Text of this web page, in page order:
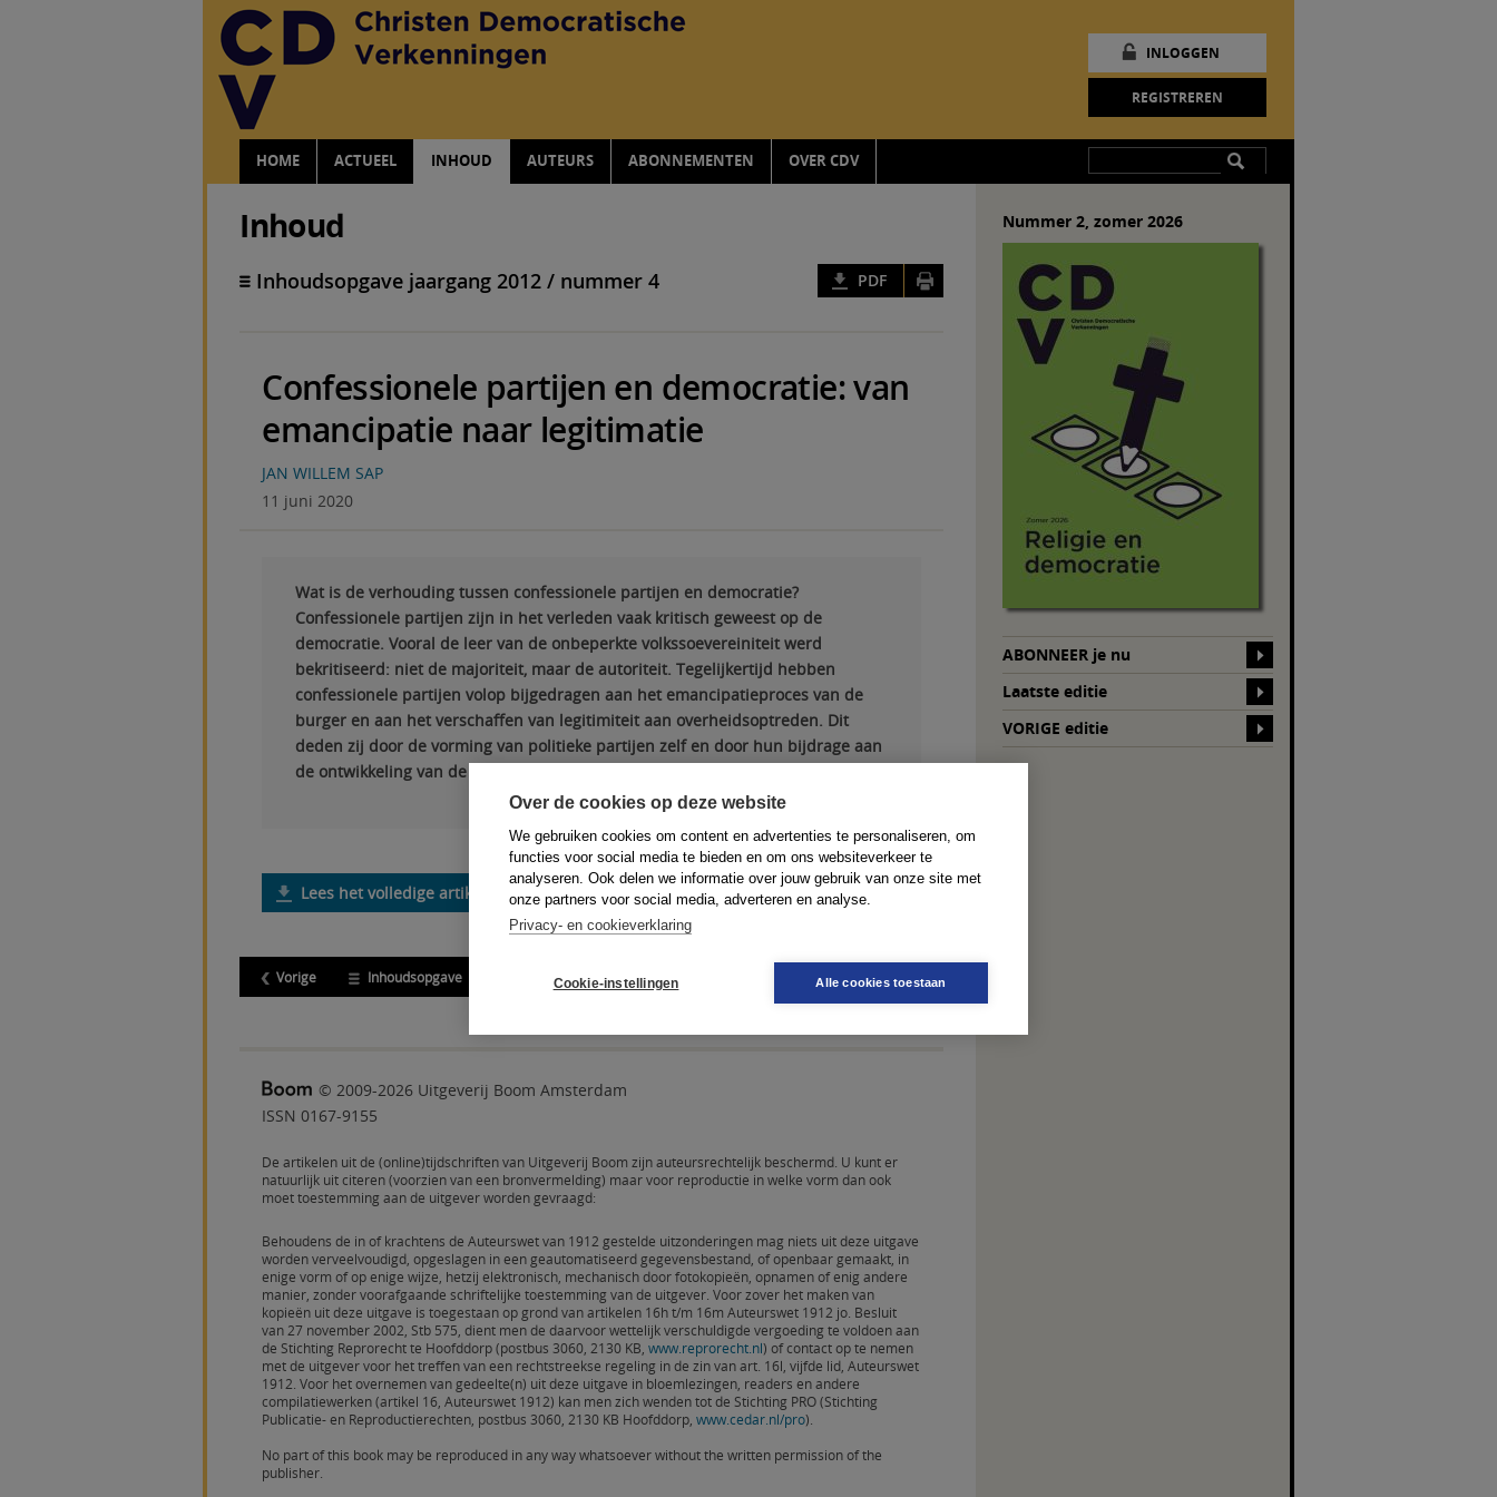
Over de cookies op deze website
We gebruiken cookies om content en advertenties te personaliseren, om
functies voor social media te bieden en om ons websiteverkeer te
analyseren. Ook delen we informatie over jouw gebruik van onze site met
onze partners voor social media, adverteren en analyse.
Privacy- en cookieverklaring
Cookie-instellingen Alle cookies toestaan
HOME ACTUEEL INHOUD AUTEURS ABONNEMENTEN OVER CDV
INLOGGEN
REGISTREREN
Inhoud
Inhoudsopgave jaargang 2012 / nummer 4 PDF
Confessionele partijen en democratie: van
emancipatie naar legitimatie
JAN WILLEM SAP
11 juni 2020
Wat is de verhouding tussen confessionele partijen en democratie?
Confessionele partijen zijn in het verleden vaak kritisch geweest op de
democratie. Vooral de leer van de onbeperkte volkssoevereiniteit werd
bekritiseerd: niet de majoriteit, maar de autoriteit. Tegelijkertijd hebben
confessionele partijen volop bijgedragen aan het emancipatieproces van de
burger en aan het verschaffen van legitimiteit aan overheidsoptreden. Dit
deden zij door de vorming van politieke partijen zelf en door hun bijdrage aan
de ontwikkeling van de democratische rechtsstaat.
Lees het volledige artikel als PDF
Vorige Inhoudsopgave Print PDF
© 2009-2026 Uitgeverij Boom Amsterdam
ISSN 0167-9155
De artikelen uit de (online)tijdschriften van Uitgeverij Boom zijn auteursrechtelijk beschermd. U kunt er
natuurlijk uit citeren (voorzien van een bronvermelding) maar voor reproductie in welke vorm dan ook
moet toestemming aan de uitgever worden gevraagd:
Behoudens de in of krachtens de Auteurswet van 1912 gestelde uitzonderingen mag niets uit deze uitgave
worden verveelvoudigd, opgeslagen in een geautomatiseerd gegevensbestand, of openbaar gemaakt, in
enige vorm of op enige wijze, hetzij elektronisch, mechanisch door fotokopieën, opnamen of enig andere
manier, zonder voorafgaande schriftelijke toestemming van de uitgever. Voor zover het maken van
kopieën uit deze uitgave is toegestaan op grond van artikelen 16h t/m 16m Auteurswet 1912 jo. Besluit
van 27 november 2002, Stb 575, dient men de daarvoor wettelijk verschuldigde vergoeding te voldoen aan
de Stichting Reprorecht te Hoofddorp (postbus 3060, 2130 KB,www.reprorecht.nl) of contact op te nemen
met de uitgever voor het treffen van een rechtstreekse regeling in de zin van art. 16l, vijfde lid, Auteurswet
1912. Voor het overnemen van gedeelte(n) uit deze uitgave in bloemlezingen, readers en andere
compilatiewerken (artikel 16, Auteurswet 1912) kan men zich wenden tot de Stichting PRO (Stichting
Publicatie- en Reproductierechten, postbus 3060, 2130 KB Hoofddorp,www.cedar.nl/pro).
No part of this book may be reproduced in any way whatsoever without the written permission of the
publisher.
Nummer 2, zomer 2026
ABONNEER je nu
Laatste editie
VORIGE editie